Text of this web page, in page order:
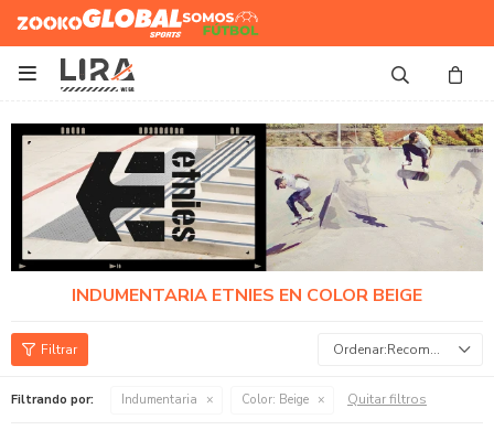
Zooko Global Sports
Somos
Futbol

INDUMENTARIA ETNIES EN COLOR BEIGE
Recomendados
Filtrando por: Indumentaria Color: Beige Quitar filtros